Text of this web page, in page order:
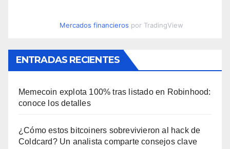
Mercados financieros por TradingView
ENTRADAS RECIENTES
Memecoin explota 100% tras listado en Robinhood:
conoce los detalles
¿Cómo estos bitcoiners sobrevivieron al hack de
Coldcard? Un analista comparte consejos clave